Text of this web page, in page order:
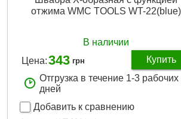
отжима WMC TOOLS WT-22(blue)
В наличии
Цена:343 грн
Купить
Отгрузка в течение 1-3 рабочих
дней
Добавить к сравнению